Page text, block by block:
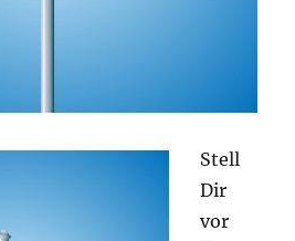
Stell
Dir
vor